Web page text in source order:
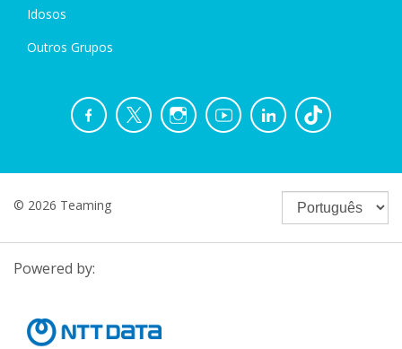
Idosos
Outros Grupos
© 2026 Teaming
Powered by: